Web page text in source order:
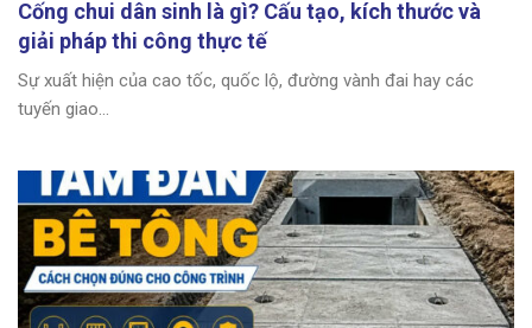
Cống chui dân sinh là gì? Cấu tạo, kích thước và
giải pháp thi công thực tế
Sự xuất hiện của cao tốc, quốc lộ, đường vành đai hay các
tuyến giao...